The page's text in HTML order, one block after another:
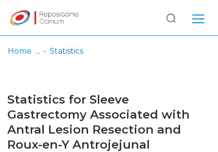
Browse repository
Entities
Log
In
(current)
Home Statistics
Statistics for Sleeve
Gastrectomy Associated with
Antral Lesion Resection and
Roux-en-Y Antrojejunal